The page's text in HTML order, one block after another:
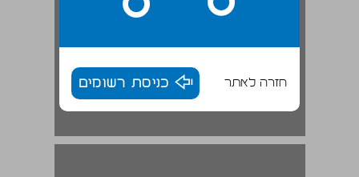
חזרה לאתר כניסת רשומים